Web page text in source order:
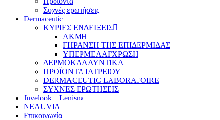
Συχνές ερωτήσεις
Dermaceutic
ΚΥΡΙΕΣ ΕΝΔΕΙΞΕΙΣ
ΑΚΜΗ
ΓΗΡΑΝΣΗ ΤΗΣ ΕΠΙΔΕΡΜΙΔΑΣ
ΥΠΕΡΜΕΛΑΓΧΡΩΣΗ
ΔΕΡΜΟΚΑΛΛΥΝΤΙΚΑ
ΠΡΟΪΟΝΤΑ ΙΑΤΡΕΙΟΥ
DERMACEUTIC LABORATOIRE
ΣΥΧΝΕΣ ΕΡΩΤΗΣΕΙΣ
Juvelook – Lenisna
NEAUVIA
Επικοινωνία